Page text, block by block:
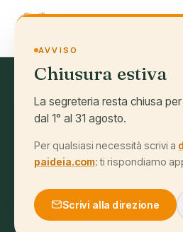
AVVISO
Chiusura estiva
La segreteria resta chiusa
dal 1° al 31 agosto.
Per qualsiasi necessità scrivi a
paideia.com: ti rispondiamo
Scrivi alla direzione
TRASPARENZA
Bilancio
Modello